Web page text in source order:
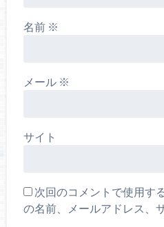
名前 ※
メール ※
サイト
次回のコメントで使用す
の名前、メールアドレス、